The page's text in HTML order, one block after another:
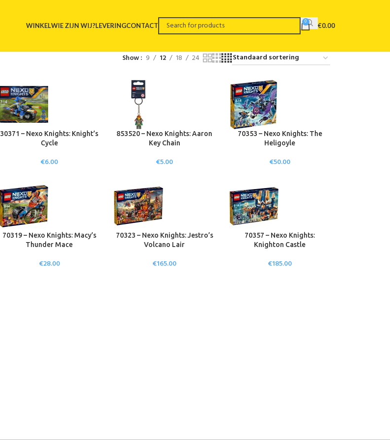
WINKELWIE ZIJN WIJ?LEVERINGCONTACT 0 €0.00
Show 9 12 18 24
30371 – Nexo Knights: Knight’s
Cycle
€6.00
853520 – Nexo Knights: Aaron
Key Chain
€5.00
70353 – Nexo Knights: The
Heligoyle
€50.00
70319 – Nexo Knights: Macy’s
Thunder Mace
€28.00
70323 – Nexo Knights: Jestro’s
Volcano Lair
€165.00
70357 – Nexo Knights:
Knighton Castle
€185.00